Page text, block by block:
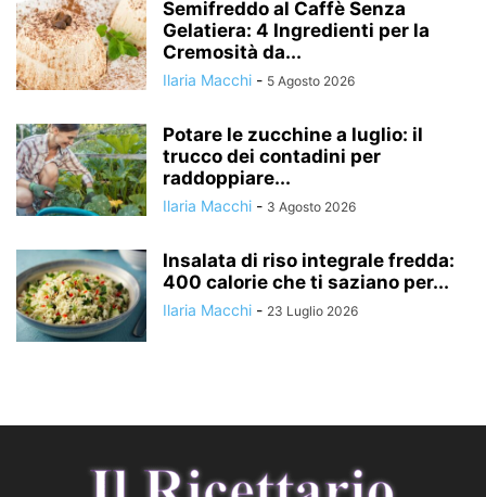
Semifreddo al Caffè Senza
Gelatiera: 4 Ingredienti per la
Cremosità da...
Ilaria Macchi - 5 Agosto 2026
Potare le zucchine a luglio: il
trucco dei contadini per
raddoppiare...
Ilaria Macchi - 3 Agosto 2026
Insalata di riso integrale fredda:
400 calorie che ti saziano per...
Ilaria Macchi - 23 Luglio 2026